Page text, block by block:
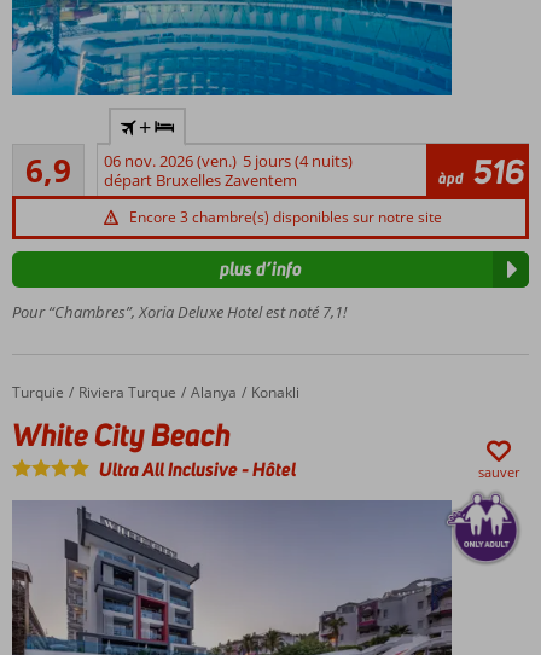
Directement
plage privée
Divertissement
pour petits et
grands
avec 3
toboggans
à la carte
6,9
Suffisant
73
commentaires
+
06 nov. 2026 (ven.) 5 jours (4 nuits)
départ Bruxelles Zaventem
àpd 516
Encore 3 chambre(s) disponibles sur notre site
Pour “Chambres”, Xoria Deluxe Hotel est noté 7,1!
plus d’info
Accueil
Turquie Riviera Turque Alanya Konakli
White City Beach
White City Beach
Ultra All Inclusive-Hôtel sauver